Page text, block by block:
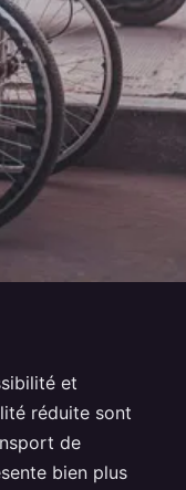
pour le
à
et
réduite sont
de
bien plus